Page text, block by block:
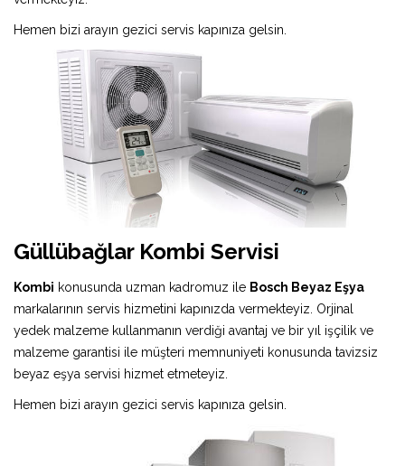
Hemen bizi arayın gezici servis kapınıza gelsin.
Güllübağlar Kombi Servisi
Kombi konusunda uzman kadromuz ile Bosch Beyaz Eşya
markalarının servis hizmetini kapınızda vermekteyiz. Orjinal
yedek malzeme kullanmanın verdiği avantaj ve bir yıl işçilik ve
malzeme garantisi ile müşteri memnuniyeti konusunda tavizsiz
beyaz eşya servisi hizmet etmeteyiz.
Hemen bizi arayın gezici servis kapınıza gelsin.